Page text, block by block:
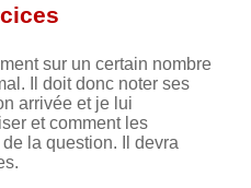
sur un certain nombre
Il doit donc noter ses
arrivée et je lui
et comment les
la question. Il devra